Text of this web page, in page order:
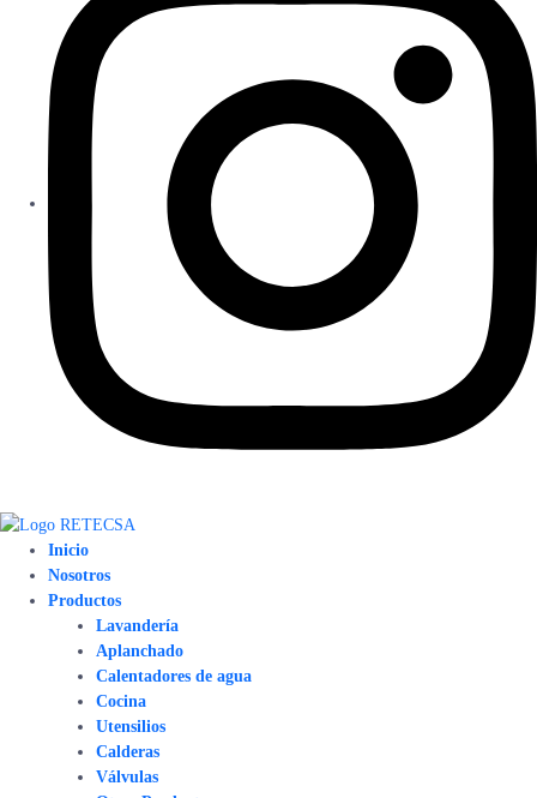
Inicio
Nosotros
Productos
Lavandería
Aplanchado
Calentadores de agua
Cocina
Utensilios
Calderas
Válvulas